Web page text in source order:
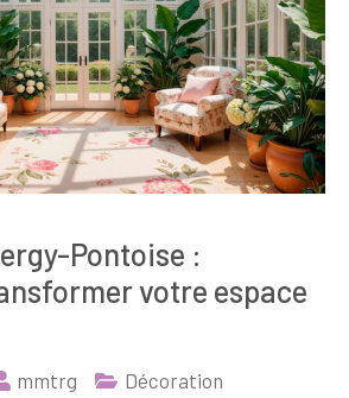
Pontoise :
votre espace
mmtrg
Décoration